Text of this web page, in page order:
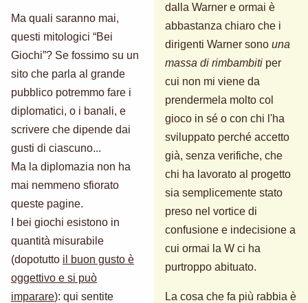
Ma quali saranno mai,
questi mitologici “Bei
Giochi”? Se fossimo su un
sito che parla al grande
pubblico potremmo fare i
diplomatici, o i banali, e
scrivere che dipende dai
gusti di ciascuno...
Ma la diplomazia non ha
mai nemmeno sfiorato
queste pagine.
I bei giochi esistono in
quantità misurabile
(dopotutto il buon gusto è
oggettivo e si può
imparare): qui sentite
dalla Warner e ormai è
abbastanza chiaro che i
dirigenti Warner sono una
massa di rimbambiti per
cui non mi viene da
prendermela molto col
gioco in sé o con chi l'ha
sviluppato perché accetto
già, senza verifiche, che
chi ha lavorato al progetto
sia semplicemente stato
preso nel vortice di
confusione e indecisione a
cui ormai la W ci ha
purtroppo abituato.
La cosa che fa più rabbia è